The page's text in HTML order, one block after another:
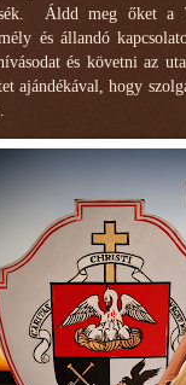
Áldd meg őket a
és állandó
és követni az
ajándékával, hogy